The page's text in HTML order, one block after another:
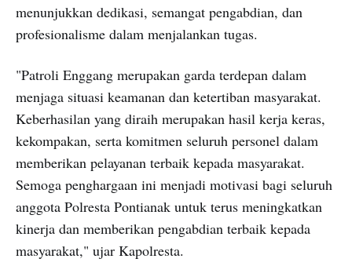
menunjukkan dedikasi, semangat pengabdian, dan
profesionalisme dalam menjalankan tugas.
"Patroli Enggang merupakan garda terdepan dalam
menjaga situasi keamanan dan ketertiban masyarakat.
Keberhasilan yang diraih merupakan hasil kerja keras,
kekompakan, serta komitmen seluruh personel dalam
memberikan pelayanan terbaik kepada masyarakat.
Semoga penghargaan ini menjadi motivasi bagi seluruh
anggota Polresta Pontianak untuk terus meningkatkan
kinerja dan memberikan pengabdian terbaik kepada
masyarakat," ujar Kapolresta.